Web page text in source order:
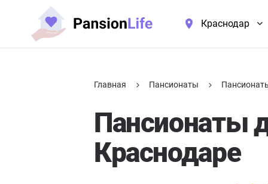
Краснодар
Главная Пансионаты
Пансионаты
Краснодаре